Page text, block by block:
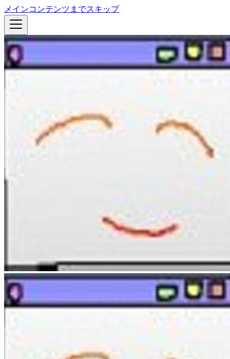
メインコンテンツまでスキップ